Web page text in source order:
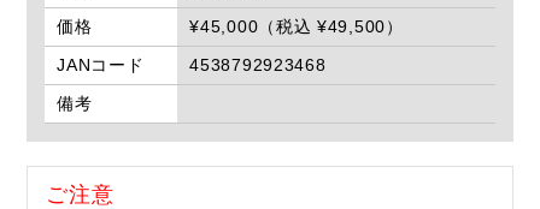
価格
¥45,000（税込 ¥49,500）
JANコード
4538792923468
備考
ご注意